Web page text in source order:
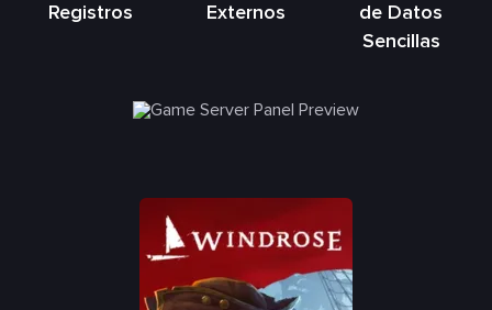
Registros Externos
de Datos
Sencillas